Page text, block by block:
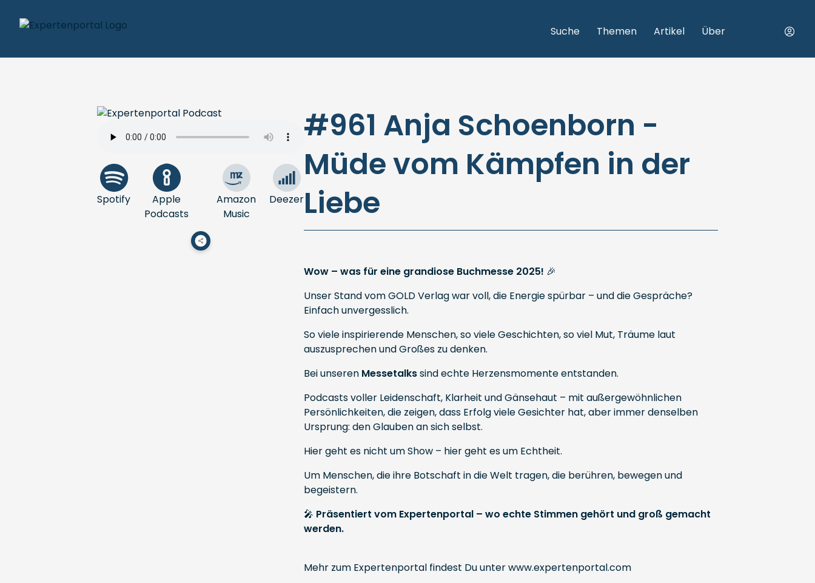
Suche Themen Artikel Über
Spotify
Apple
Podcasts
Amazon
Music
Deezer
#961 Anja Schoenborn -
Müde vom Kämpfen in der
Liebe
Wow – was für eine grandiose Buchmesse 2025! 🎉
Unser Stand vom GOLD Verlag war voll, die Energie spürbar – und die Gespräche?
Einfach unvergesslich.
So viele inspirierende Menschen, so viele Geschichten, so viel Mut, Träume laut
auszusprechen und Großes zu denken.
Bei unseren Messetalkssind echte Herzensmomente entstanden.
Podcasts voller Leidenschaft, Klarheit und Gänsehaut – mit außergewöhnlichen
Persönlichkeiten, die zeigen, dass Erfolg viele Gesichter hat, aber immer denselben
Ursprung: den Glauben an sich selbst.
Hier geht es nicht um Show – hier geht es um Echtheit.
Um Menschen, die ihre Botschaft in die Welt tragen, die berühren, bewegen und
begeistern.
🎤 Präsentiert vom Expertenportal – wo echte Stimmen gehört und groß gemacht
werden.
Mehr zum Expertenportal findest Du unterwww.expertenportal.com